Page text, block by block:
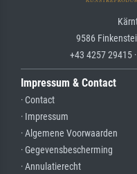
9586
+43 4257 29415
Impressum & Contact
· Contact
· Impressum
· Algemene Voorwaarden
· Gegevensbescherming
· Annulatierecht